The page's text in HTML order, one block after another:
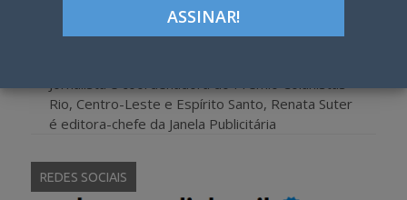
Renata Suter
Jornalista e coordenadora do Prêmio Colunistas
Rio, Centro-Leste e Espírito Santo, Renata Suter
é editora-chefe da Janela Publicitária
REDES SOCIAIS